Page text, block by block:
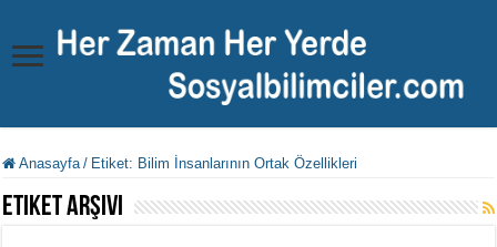
Anasayfa / Etiket: Bilim İnsanlarının Ortak Özellikleri
Etiket Arşivi